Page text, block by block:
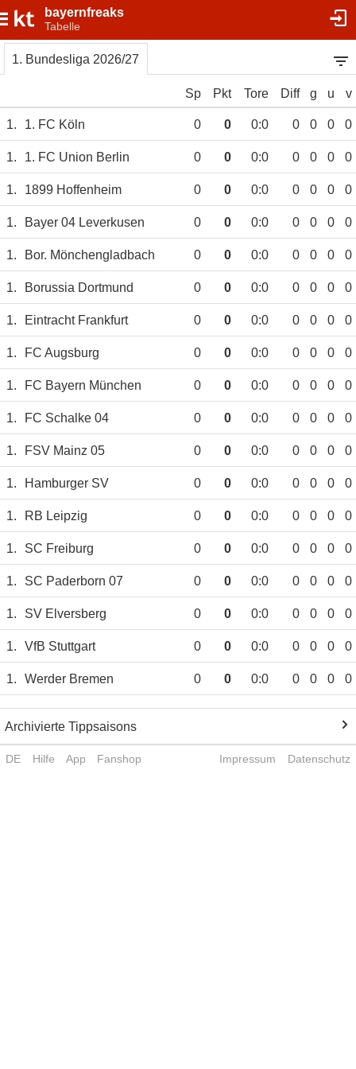
bayernfreaks
Tabelle
1. Bundesliga 2026/27
Sp Pkt Tore Diff g u v
1. 1. FC Köln 0 0 0:0 0 0 0 0
1. 1. FC Union Berlin 0 0 0:0 0 0 0 0
1. 1899 Hoffenheim 0 0 0:0 0 0 0 0
1. Bayer 04 Leverkusen 0 0 0:0 0 0 0 0
1. Bor. Mönchengladbach 0 0 0:0 0 0 0 0
1. Borussia Dortmund 0 0 0:0 0 0 0 0
1. Eintracht Frankfurt 0 0 0:0 0 0 0 0
1. FC Augsburg 0 0 0:0 0 0 0 0
1. FC Bayern München 0 0 0:0 0 0 0 0
1. FC Schalke 04 0 0 0:0 0 0 0 0
1. FSV Mainz 05 0 0 0:0 0 0 0 0
1. Hamburger SV 0 0 0:0 0 0 0 0
1. RB Leipzig 0 0 0:0 0 0 0 0
1. SC Freiburg 0 0 0:0 0 0 0 0
1. SC Paderborn 07 0 0 0:0 0 0 0 0
1. SV Elversberg 0 0 0:0 0 0 0 0
1. VfB Stuttgart 0 0 0:0 0 0 0 0
1. Werder Bremen 0 0 0:0 0 0 0 0
Archivierte Tippsaisons
DE Hilfe App Fanshop Impressum Datenschutz